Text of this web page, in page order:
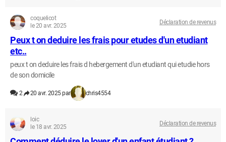
coquelicot
le 20 avr. 2025
Déclaration de revenus
Peux t on deduire les frais pour etudes d'un etudiant
etc..
peux t on deduire les frais d hebergement d'un etudiant qui etudie hors
de son domicile
2 20 avr. 2025 par chris4554
loic
le 18 avr. 2025
Déclaration de revenus